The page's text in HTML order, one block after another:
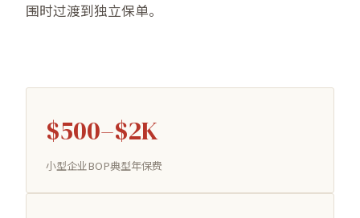
围时过渡到独立保单。
$500–$2K
小型企业BOP典型年保费